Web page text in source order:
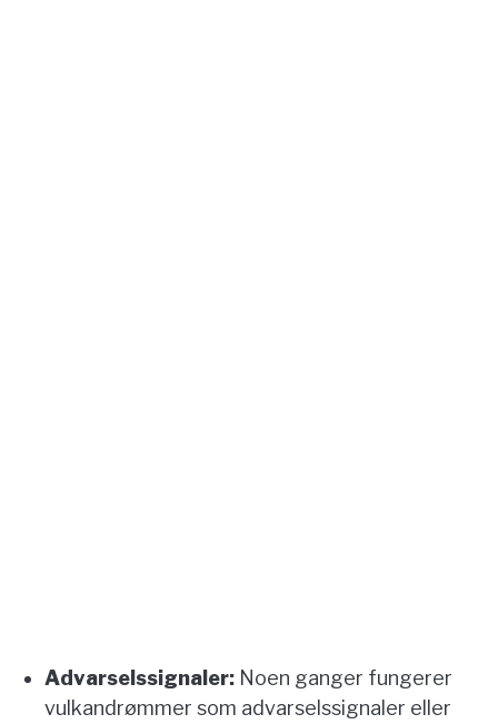
Advarselssignaler: Noen ganger fungerer
vulkandrømmer som advarselssignaler eller